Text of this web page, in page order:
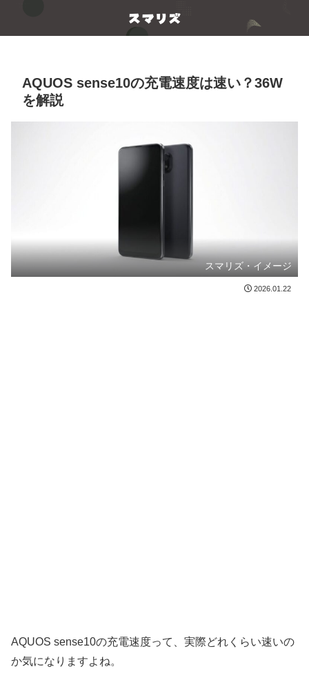
AQUOS sense10の充電速度は速い？36W
を解説
スマリズ・イメージ
2026.01.22
AQUOS sense10の充電速度って、実際どれくらい速いの
か気になりますよね。